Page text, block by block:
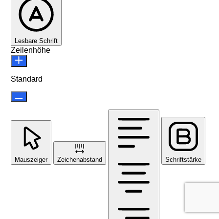
Lesbare Schrift
Zeilenhöhe
Standard
Mauszeiger Zeichenabstand Schriftstärke